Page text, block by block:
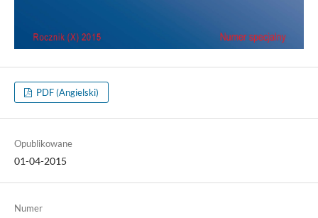
PDF (Angielski)
Opublikowane
01-04-2015
Numer